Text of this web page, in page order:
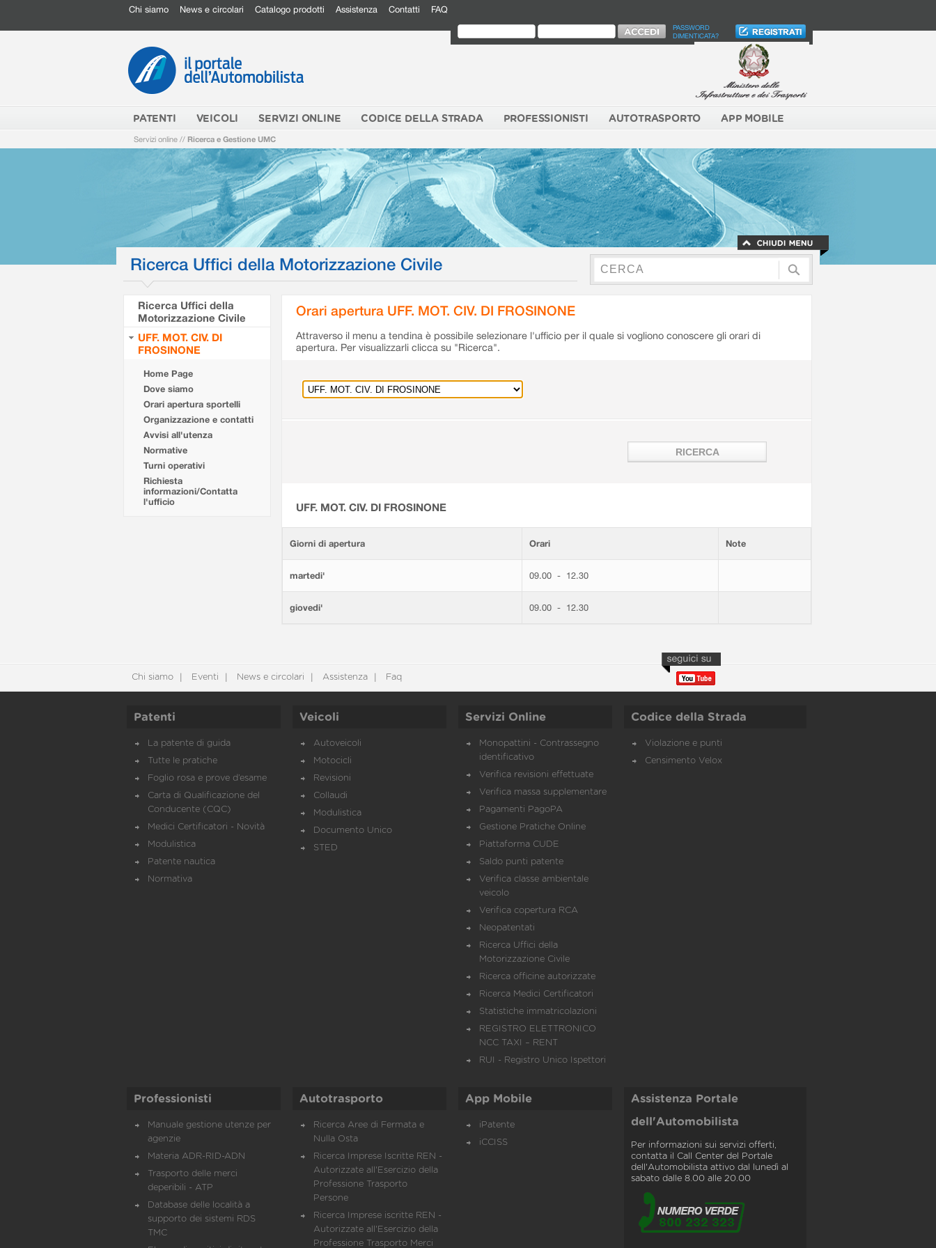
Chi siamo News e circolari Catalogo prodotti Assistenza Contatti FAQ
PASSWORD
DIMENTICATA?
PATENTI VEICOLI SERVIZI ONLINE CODICE DELLA STRADA PROFESSIONISTI AUTOTRASPORTO APP MOBILE
Servizi online // Ricerca e Gestione UMC
Ricerca Uffici della Motorizzazione Civile
Ricerca Uffici della
Motorizzazione Civile
UFF. MOT. CIV. DI
FROSINONE
Home Page
Dove siamo
Orari apertura sportelli
Organizzazione e contatti
Avvisi all'utenza
Normative
Turni operativi
Richiesta
informazioni/Contatta
l'ufficio
Orari apertura UFF. MOT. CIV. DI FROSINONE
Attraverso il menu a tendina è possibile selezionare l'ufficio per il quale si vogliono conoscere gli orari di
apertura. Per visualizzarli clicca su "Ricerca".
UFF. MOT. CIV. DI FROSINONE
Giorni di apertura Orari Note
martedi' 09.00 - 12.30
giovedi' 09.00 - 12.30
Chi siamo Eventi News e circolari Assistenza Faq
Patenti
La patente di guida
Tutte le pratiche
Foglio rosa e prove d’esame
Carta di Qualificazione del
Conducente (CQC)
Medici Certificatori - Novità
Modulistica
Patente nautica
Normativa
Veicoli
Autoveicoli
Motocicli
Revisioni
Collaudi
Modulistica
Documento Unico
STED
Servizi Online
Monopattini - Contrassegno
identificativo
Verifica revisioni effettuate
Verifica massa supplementare
Pagamenti PagoPA
Gestione Pratiche Online
Piattaforma CUDE
Saldo punti patente
Verifica classe ambientale
veicolo
Verifica copertura RCA
Neopatentati
Ricerca Uffici della
Motorizzazione Civile
Ricerca officine autorizzate
Ricerca Medici Certificatori
Statistiche immatricolazioni
REGISTRO ELETTRONICO
NCC TAXI – RENT
RUI - Registro Unico Ispettori
Codice della Strada
Violazione e punti
Censimento Velox
Professionisti
Manuale gestione utenze per
agenzie
Materia ADR-RID-ADN
Trasporto delle merci
deperibili - ATP
Database delle località a
supporto dei sistemi RDS
TMC
Autotrasporto
Ricerca Aree di Fermata e
Nulla Osta
Ricerca Imprese Iscritte REN -
Autorizzate all'Esercizio della
Professione Trasporto
Persone
Ricerca Imprese iscritte REN -
Autorizzate all'Esercizio della
Professione Trasporto Merci
App Mobile
iPatente
iCCISS
Assistenza Portale
dell'Automobilista
Per informazioni sui servizi offerti,
contatta il Call Center del Portale
dell'Automobilista attivo dal lunedì al
sabato dalle 8.00 alle 20.00